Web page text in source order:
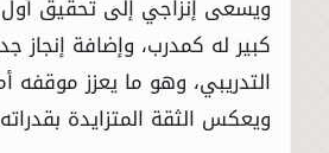
ويسعى إنزاجي إلى تحقيق
كبير له كمدرب، وإضافة إنجاز
التدريبي، وهو ما يعزز موقفه
ويعكس الثقة المتزايدة